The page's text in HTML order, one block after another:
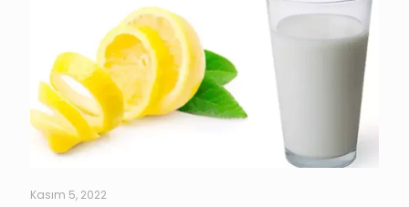
Kasım 5, 2022